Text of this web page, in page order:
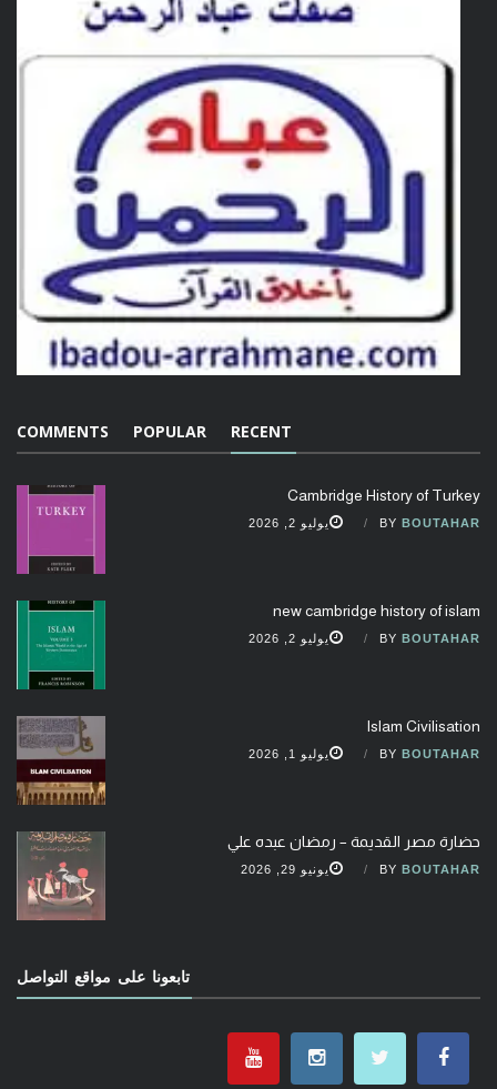
RECENT
POPULAR
COMMENTS
Cambridge History of Turkey
BY BOUTAHAR يوليو 2, 2026
new cambridge history of islam
BY BOUTAHAR يوليو 2, 2026
Islam Civilisation
BY BOUTAHAR يوليو 1, 2026
حضارة مصر القديمة – رمضان عبده علي
BY BOUTAHAR يونيو 29, 2026
تابعونا على مواقع التواصل